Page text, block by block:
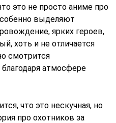
это не просто аниме про
выделяют
ярких героев,
хоть и не отличается
смотрится
атмосфере
что это нескучная, но
про охотников за